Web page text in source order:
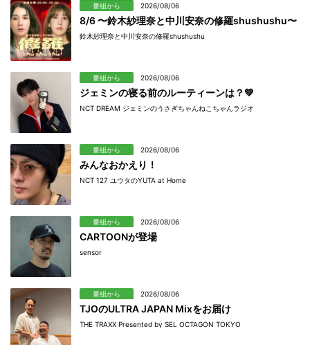
番組から 2026/08/06
8/6 〜鈴木紗理奈と中川安奈の修羅shushushu〜
鈴木紗理奈と中川安奈の修羅shushushu
番組から 2026/08/06
ジェミンの寝る前のルーティーンは？💚
NCT DREAM ジェミンのうさぎちゃんねこちゃんラジオ
番組から 2026/08/06
みんなおかえり！
NCT 127 ユウタのYUTA at Home
番組から 2026/08/06
CARTOONが登場
sensor
番組から 2026/08/06
TJOのULTRA JAPAN Mixをお届け
THE TRAXX Presented by SEL OCTAGON TOKYO